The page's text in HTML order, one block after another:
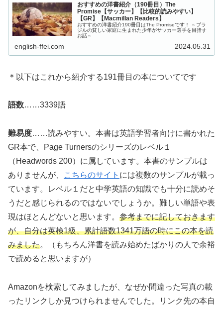
おすすめの洋書紹介（190冊目）The
Promise【サッカー】【比較的読みやすい】
【GR】【Macmillan Readers】
おすすめの洋書紹介190冊目はThe Promiseです！ ～ブラ
ジルの貧しい家庭に生まれた少年がサッカー選手を目指す
お話～
english-ffei.com 2024.05.31
＊以下はこれから紹介する191冊目の本についてです
語数……3339語
難易度……読みやすい。本書は英語学習者向けに書かれた
GR本で、Page Turnersのシリーズのレベル１
（Headwords 200）に属しています。本書のサンプルは
ありませんが、
こちらのサイト には複数のサンプルが載っ
ています。レベル１だと中学英語の知識でも十分に読めそ
うだと感じられるのではないでしょうか。難しい単語や表
現はほとんどないと思います。 参考までに記しておきます
が、自分は英検1級、累計語数1341万語の時にこの本を読
みました。（もちろん洋書を読み始めたばかりの人で余裕
で読めると思いますが）
Amazonを検索してみましたが、なぜか間違った写真の載
ったリンクしか見つけられませんでした。リンク先の本自